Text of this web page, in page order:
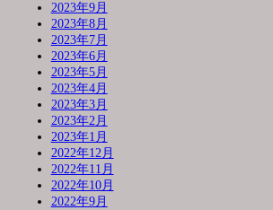
2023年9月
2023年8月
2023年7月
2023年6月
2023年5月
2023年4月
2023年3月
2023年2月
2023年1月
2022年12月
2022年11月
2022年10月
2022年9月